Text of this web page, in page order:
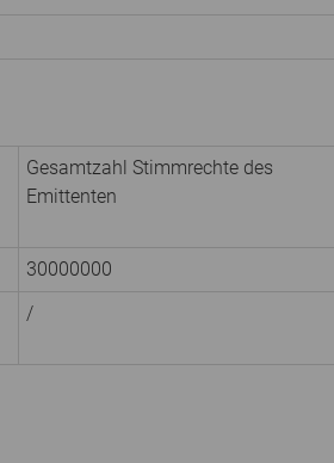
Gesamtzahl Stimmrechte des
Emittenten
30000000
/